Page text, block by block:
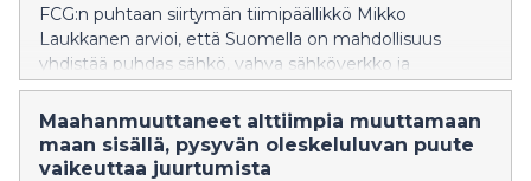
FCG:n puhtaan siirtymän tiimipäällikkö Mikko
Laukkanen arvioi, että Suomella on mahdollisuus
yhdistää puhdas sähkö, vahva sähköverkko ja
digitaalinen infrastruktuuri tavalla, joka voi synnyttää
seuraavan teollisen kasvuvaiheen.
Maahanmuuttaneet alttiimpia muuttamaan
maan sisällä, pysyvän oleskeluluvan puute
vaikeuttaa juurtumista